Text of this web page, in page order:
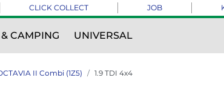
CLICK COLLECT JOB
CAMPING UNIVERSAL
II Combi (1Z5) 1.9 TDI 4x4